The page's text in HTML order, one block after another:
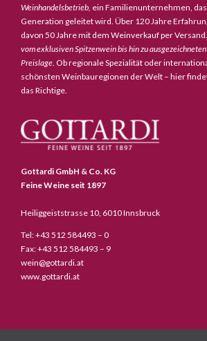
Weinhandelsbetrieb, ein Familienunternehmen,
Generation geleitet wird. Über 120 Jahre
davon 50 Jahre mit dem Weinverkauf per
vom exklusiven Spitzenwein bis hin zu
Preislage. Ob regionale Spezialität oder
schönsten Weinbauregionen der Welt – hier
das Richtige.
Gottardi GmbH & Co. KG
Feine Weine seit 1897
Heiliggeiststrasse 10, 6010 Innsbruck
Tel: +43 512 584493 – 0
Fax: +43 512 584493 – 9
wein@gottardi.at
www.gottardi.at